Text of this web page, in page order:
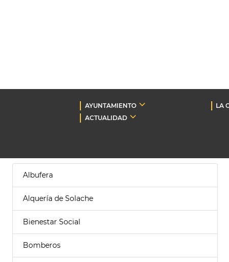
AYUNTAMIENTO LA
ACTUALIDAD
Albufera
Alquería de Solache
Bienestar Social
Bomberos